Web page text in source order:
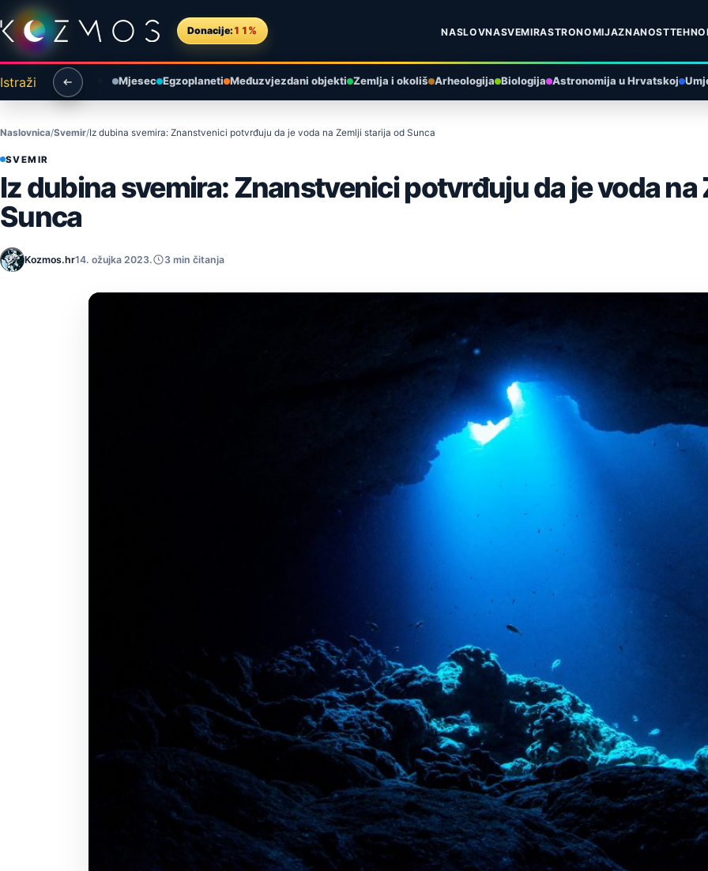
Preskoči na sadržaj
Donacije: 11% NASLOVNASVEMIRASTRONOMIJAZNANOST
Istraži Mjesec Egzoplaneti Međuzvjezdani objekti Zemlja i okoliš Arheologija Biologija Astronomija u Hrvatskoj
Naslovnica Svemir Iz dubina svemira: Znanstvenici potvrđuju da je voda na Zemlji starija od Sunca
SVEMIR
Iz dubina svemira: Znanstvenici potvrđuju da je voda na
Sunca
Kozmos.hr14. ožujka 2023. 3 min čitanja